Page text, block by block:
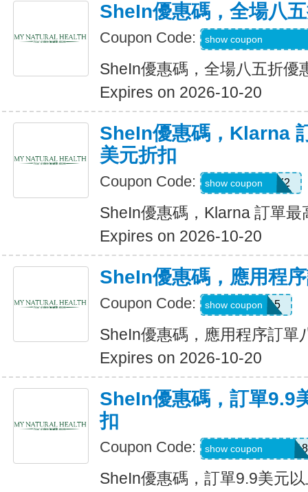
SheIn優惠碼，全場八
Coupon Code: show coupon
SheIn優惠碼，全場八五折優
Expires on 2026-10-20
SheIn優惠碼，Klarna
美元折扣
Coupon Code: KLARNAJULY2
show coupon
SheIn優惠碼，Klarna 訂單
Expires on 2026-10-20
SheIn優惠碼，應用程
Coupon Code: APP15
show coupon
SheIn優惠碼，應用程序訂單
Expires on 2026-10-20
SheIn優惠碼，訂單9.9
扣
Coupon Code: A6USquimimo7718
show coupon
SheIn優惠碼，訂單9.9美元